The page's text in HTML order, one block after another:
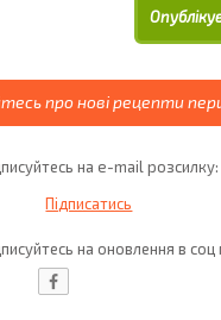
про нові рецепти
на e-mail розсилку:
на оновлення в